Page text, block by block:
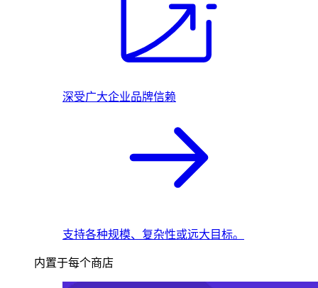
深受广大企业品牌信赖
支持各种规模、复杂性或远大目标。
内置于每个商店